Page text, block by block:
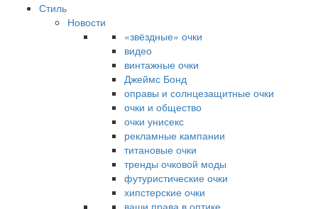
Стиль
Новости
«звёздные» очки
видео
винтажные очки
Джеймс Бонд
оправы и солнцезащитные очки
очки и общество
очки унисекс
рекламные кампании
титановые очки
тренды очковой моды
футуристические очки
хипстерские очки